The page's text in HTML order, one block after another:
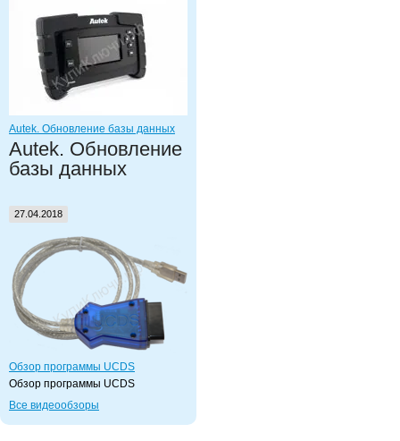
Autek. Обновление базы данных
Autek. Обновление
базы данных
27.04.2018
Обзор программы UCDS
Обзор программы UCDS
Все видеообзоры